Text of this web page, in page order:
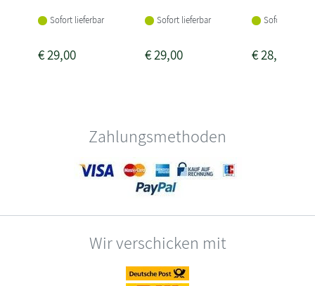
Sofort lieferbar
€29,00
Sofort lieferbar
€29,00
Sofort
€28,95
Zahlungsmethoden
Wir verschicken mit